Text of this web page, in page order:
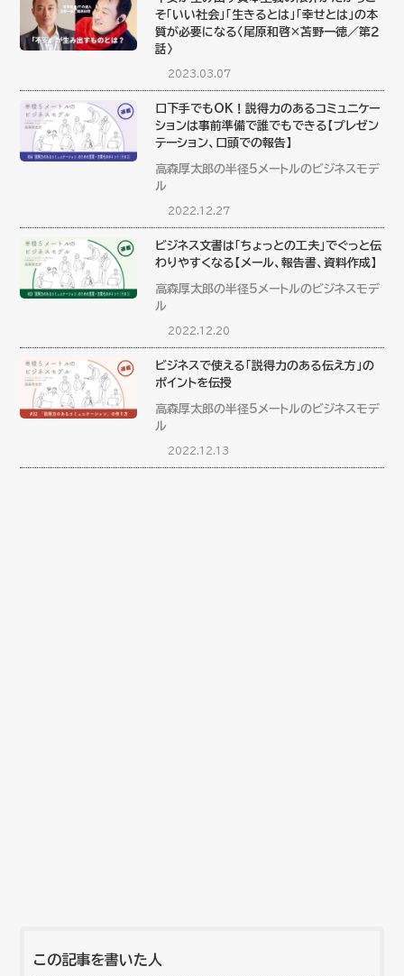
そ「いい社会」「生きるとは」「幸せとは」の本
質が必要になる〈尾原和啓×苫野一徳／第２
話〉
2023.03.07
口下手でもOK！説得力のあるコミュニケー
ションは事前準備で誰でもできる【プレゼン
テーション、口頭での報告】
高森厚太郎の半径5メートルのビジネスモデ
ル
2022.12.27
ビジネス文書は「ちょっとの工夫」でぐっと伝
わりやすくなる【メール、報告書、資料作成】
高森厚太郎の半径5メートルのビジネスモデ
ル
2022.12.20
ビジネスで使える「説得力のある伝え方」の
ポイントを伝授
高森厚太郎の半径5メートルのビジネスモデ
ル
2022.12.13
この記事を書いた人